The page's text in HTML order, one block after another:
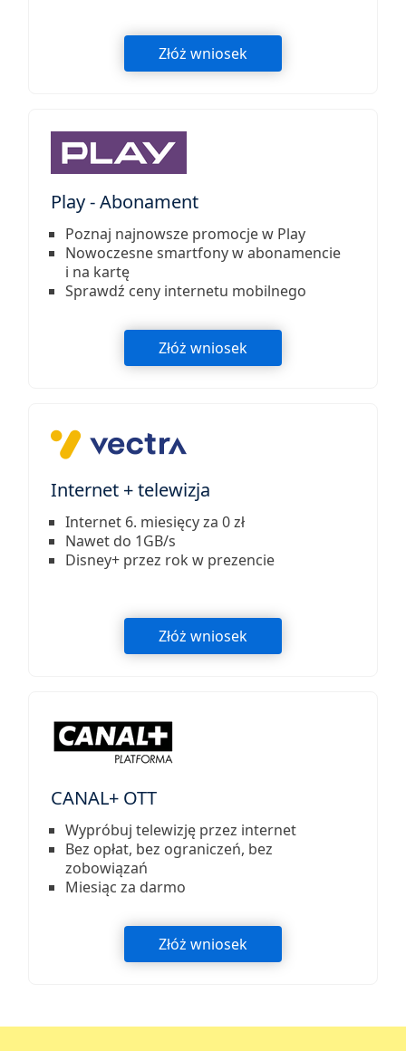
Złóż wniosek
Play - Abonament
Poznaj najnowsze promocje w Play
Nowoczesne smartfony w abonamencie
i na kartę
Sprawdź ceny internetu mobilnego
Złóż wniosek
Internet + telewizja
Internet 6. miesięcy za 0 zł
Nawet do 1GB/s
Disney+ przez rok w prezencie
Złóż wniosek
CANAL+ OTT
Wypróbuj telewizję przez internet
Bez opłat, bez ograniczeń, bez
zobowiązań
Miesiąc za darmo
Złóż wniosek